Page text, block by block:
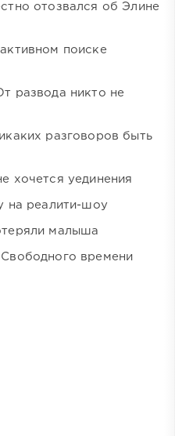
отозвался об Элине
поиске
развода никто не
разговоров быть
хочется уединения
на реалити-шоу
малыша
времени